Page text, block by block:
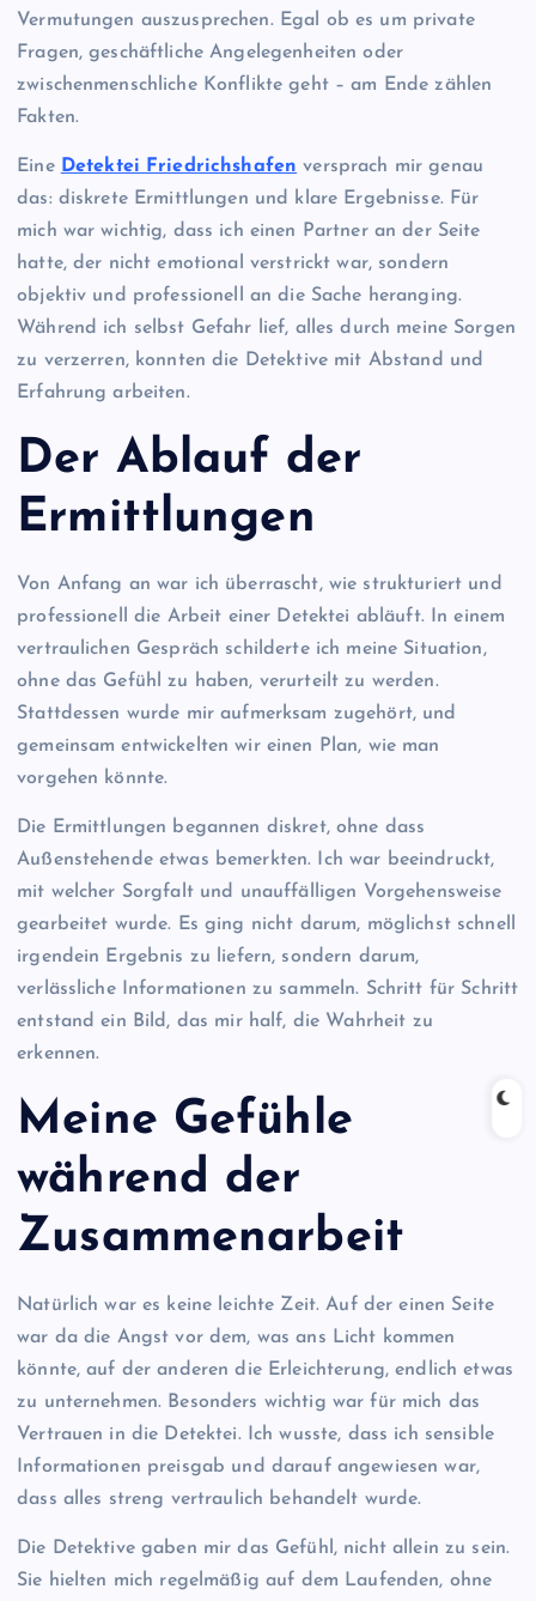
Vermutungen auszusprechen. Egal ob es um private
Fragen, geschäftliche Angelegenheiten oder
zwischenmenschliche Konflikte geht – am Ende zählen
Fakten.
Eine Detektei Friedrichshafen versprach mir genau
das: diskrete Ermittlungen und klare Ergebnisse. Für
mich war wichtig, dass ich einen Partner an der Seite
hatte, der nicht emotional verstrickt war, sondern
objektiv und professionell an die Sache heranging.
Während ich selbst Gefahr lief, alles durch meine Sorgen
zu verzerren, konnten die Detektive mit Abstand und
Erfahrung arbeiten.
Der Ablauf der
Ermittlungen
Von Anfang an war ich überrascht, wie strukturiert und
professionell die Arbeit einer Detektei abläuft. In einem
vertraulichen Gespräch schilderte ich meine Situation,
ohne das Gefühl zu haben, verurteilt zu werden.
Stattdessen wurde mir aufmerksam zugehört, und
gemeinsam entwickelten wir einen Plan, wie man
vorgehen könnte.
Die Ermittlungen begannen diskret, ohne dass
Außenstehende etwas bemerkten. Ich war beeindruckt,
mit welcher Sorgfalt und unauffälligen Vorgehensweise
gearbeitet wurde. Es ging nicht darum, möglichst schnell
irgendein Ergebnis zu liefern, sondern darum,
verlässliche Informationen zu sammeln. Schritt für Schritt
entstand ein Bild, das mir half, die Wahrheit zu
erkennen.
Meine Gefühle
während der
Zusammenarbeit
Natürlich war es keine leichte Zeit. Auf der einen Seite
war da die Angst vor dem, was ans Licht kommen
könnte, auf der anderen die Erleichterung, endlich etwas
zu unternehmen. Besonders wichtig war für mich das
Vertrauen in die Detektei. Ich wusste, dass ich sensible
Informationen preisgab und darauf angewiesen war,
dass alles streng vertraulich behandelt wurde.
Die Detektive gaben mir das Gefühl, nicht allein zu sein.
Sie hielten mich regelmäßig auf dem Laufenden, ohne